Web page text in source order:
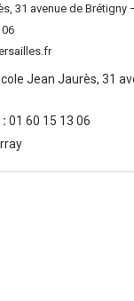
31 avenue de
06
Jean Jaurès, 31
01 60 15 13 06